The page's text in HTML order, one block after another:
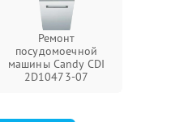
Ремонт
посудомоечной
машины Candy CDI
2D10473-07